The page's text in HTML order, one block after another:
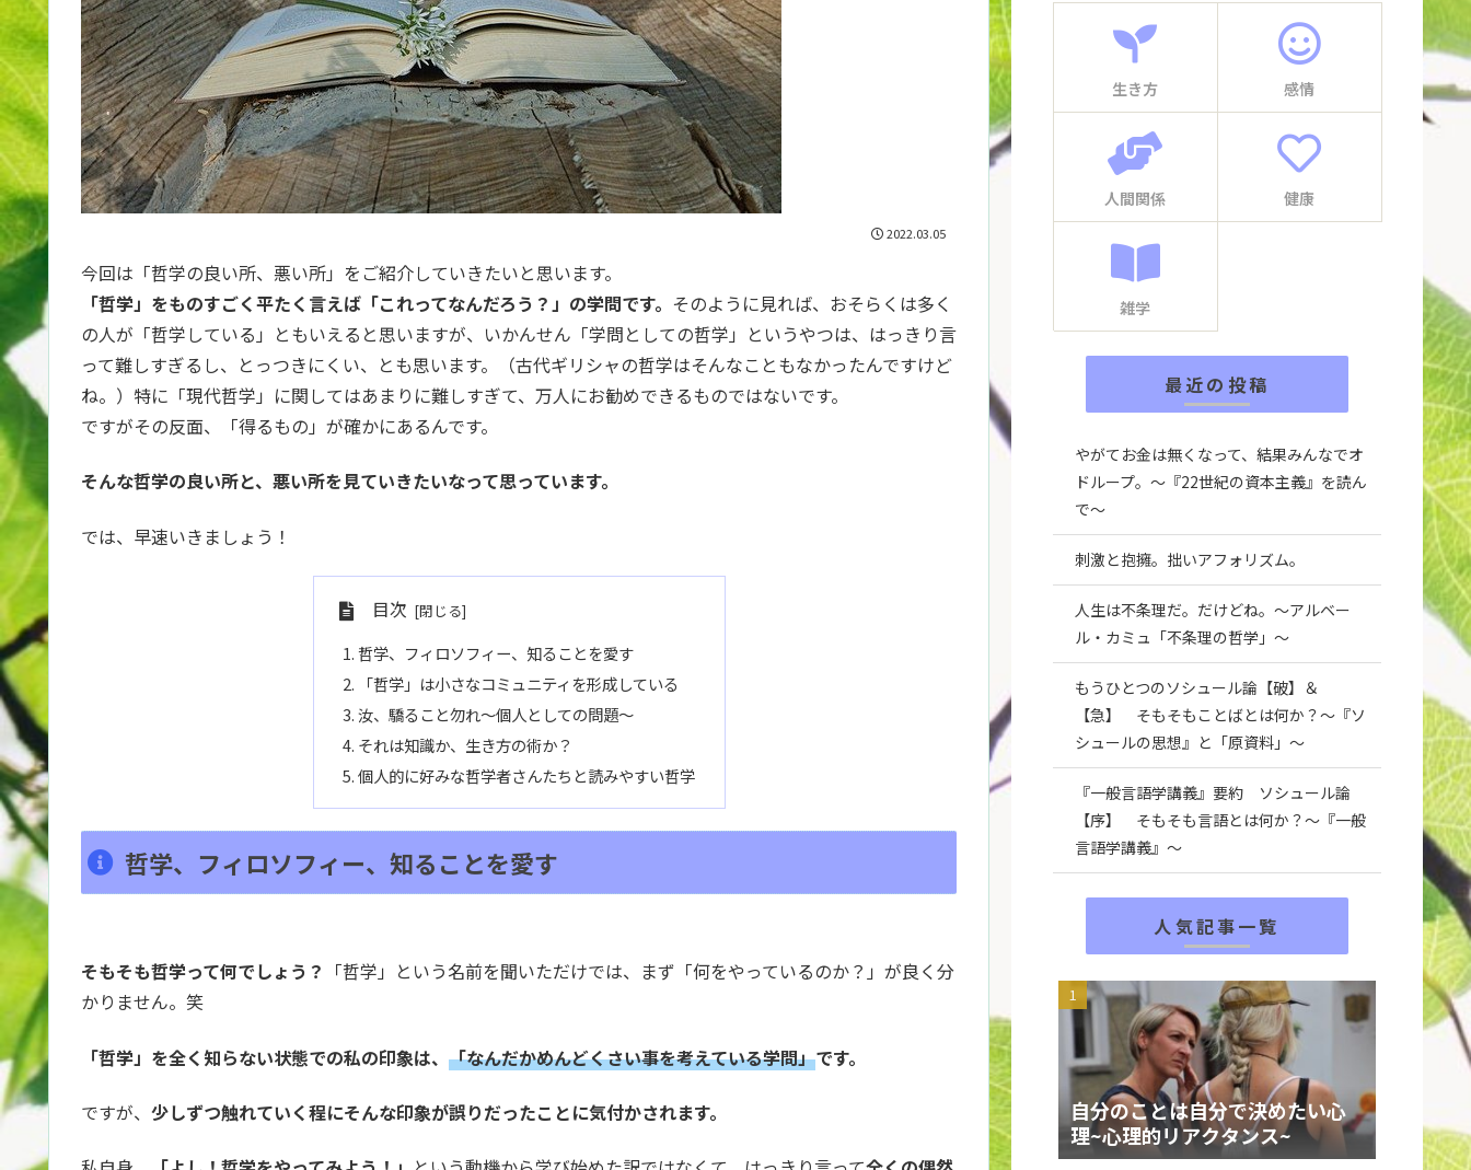
2022.03.05
今回は「哲学の良い所、悪い所」をご紹介していきたいと思います。
「哲学」をものすごく平たく言えば「これってなんだろう？」の学問です。 そのように見れば、おそらくは多く
の人が「哲学している」ともいえると思いますが、いかんせん「学問としての哲学」というやつは、はっきり言
って難しすぎるし、とっつきにくい、とも思います。（古代ギリシャの哲学はそんなこともなかったんですけど
ね。）特に「現代哲学」に関してはあまりに難しすぎて、万人にお勧めできるものではないです。
ですがその反面、「得るもの」が確かにあるんです。
そんな哲学の良い所と、悪い所を見ていきたいなって思っています。
では、早速いきましょう！
目次
哲学、フィロソフィー、知ることを愛す
「哲学」は小さなコミュニティを形成している
汝、驕ること勿れ～個人としての問題～
それは知識か、生き方の術か？
個人的に好みな哲学者さんたちと読みやすい哲学
哲学、フィロソフィー、知ることを愛す
そもそも哲学って何でしょう？ 「哲学」という名前を聞いただけでは、まず「何をやっているのか？」が良く分
かりません。笑
「哲学」を全く知らない状態での私の印象は、 「なんだかめんどくさい事を考えている学問」です。
ですが、 少しずつ触れていく程にそんな印象が誤りだったことに気付かされます。
生き方 感情
人間関係 健康
雑学
最近の投稿
やがてお金は無くなって、結果みんなでオ
ドループ。～『22世紀の資本主義』を読ん
で～
刺激と抱擁。拙いアフォリズム。
人生は不条理だ。だけどね。～アルベー
ル・カミュ「不条理の哲学」～
もうひとつのソシュール論【破】＆
【急】 そもそもことばとは何か？～『ソ
シュールの思想』と「原資料」～
『一般言語学講義』要約 ソシュール論
【序】 そもそも言語とは何か？～『一般
言語学講義』～
人気記事一覧
自分のことは自分で決めたい心
理~心理的リアクタンス~